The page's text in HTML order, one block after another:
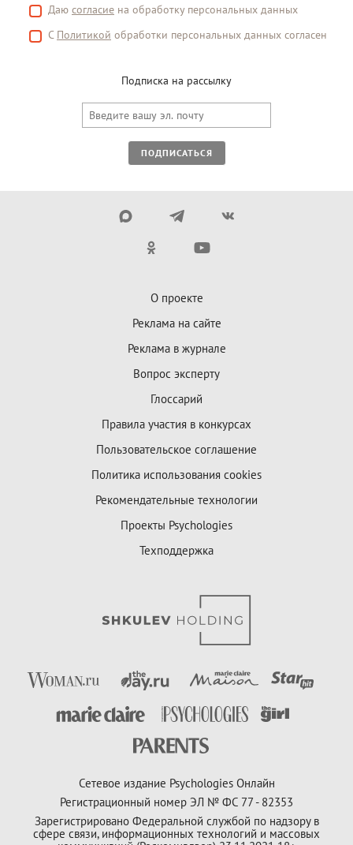
Даю согласие на обработку персональных данных
С Политикой обработки персональных данных согласен
Подписка на рассылку
ПОДПИСАТЬСЯ
О проекте
Реклама на сайте
Реклама в журнале
Вопрос эксперту
Глоссарий
Правила участия в конкурсах
Пользовательское соглашение
Политика использования cookies
Рекомендательные технологии
Проекты Psychologies
Техподдержка
Сетевое издание Psychologies Онлайн
Регистрационный номер ЭЛ № ФС 77 - 82353
Зарегистрировано Федеральной службой по надзору в
сфере связи, информационных технологий и массовых